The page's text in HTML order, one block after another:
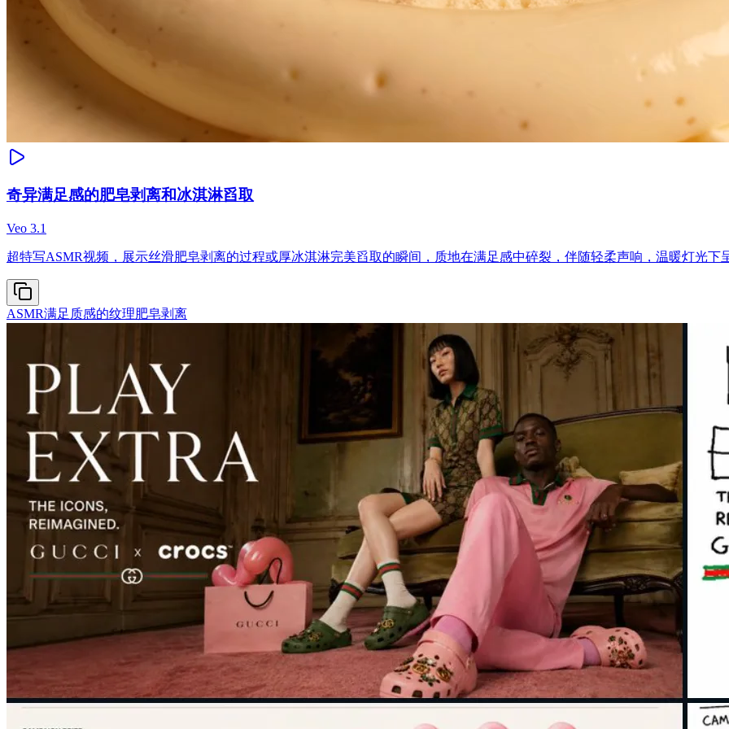
奇异满足感的肥皂剥离和冰淇淋舀取
Veo 3.1
超特写ASMR视频，展示丝滑肥皂剥离的过程或厚冰淇淋完美舀取的瞬间，质地在满足感中碎裂，伴随轻柔声响，温暖灯光下
ASMR满足质感的纹理肥皂剥离